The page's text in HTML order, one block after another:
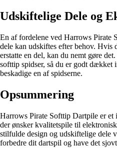
Udskiftelige Dele og
En af fordelene ved Harrows Pirate
dele kan udskiftes efter behov. Hvis
erstatte en del, kan du nemt gøre
softtip spidser, så du er godt dækket
beskadige en af spidserne.
Opsummering
Harrows Pirate Softtip Dartpile er et
der ønsker kvalitetspile til
stilfulde design og udskiftelige dele
forbedre dit dartspil og have det